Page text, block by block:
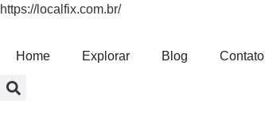
https://localfix.com.br/
Home Explorar Blog Contato